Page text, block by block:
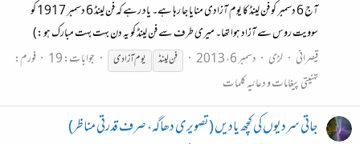
آج 6 دسمبر کو فن لینڈ کا یوم آزادی منایا جا رہا ہے۔ یاد رہے کہ فن لینڈ 6 دسمبر 1917 کو
سوویت روس سے آزاد ہوا تھا۔ میری طرف سے فن لینڈ کو یہ دن بہت بہت مبارک ہو :)
قیصرانی لڑی دسمبر 6، 2013 فنلینڈ یوم آزادی جوابات: 19
فورم:
تہنیتی پیغامات و دعائیہ کلمات
جاتی سردیوں کی کچھ یادیں (تصویری دھاگہ، صرف قدرتی مناظر)